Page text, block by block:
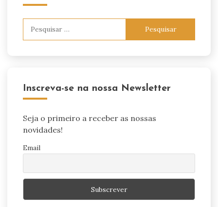
Inscreva-se na nossa Newsletter
Seja o primeiro a receber as nossas
novidades!
Email